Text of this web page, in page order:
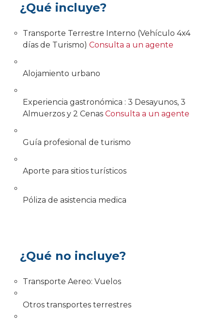
¿Qué incluye?
Transporte Terrestre Interno (Vehículo 4x4
días de Turismo)Consulta a un agente
Alojamiento urbano
Experiencia gastronómica : 3 Desayunos, 3
Almuerzos y 2 CenasConsulta a un agente
Guía profesional de turismo
Aporte para sitios turísticos
Póliza de asistencia medica
¿Qué no incluye?
Transporte Aereo: Vuelos
Otros transportes terrestres